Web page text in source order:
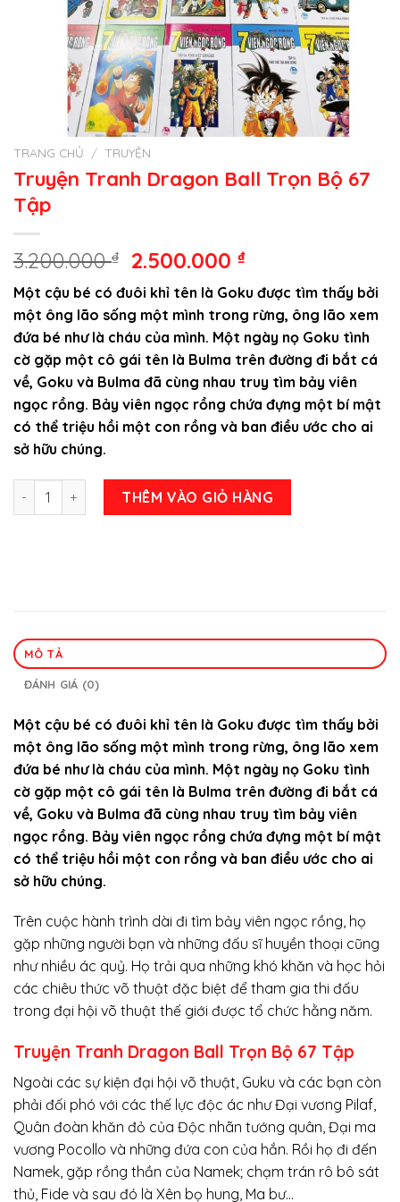
TRANG CHỦ / TRUYỆN
Truyện Tranh Dragon Ball Trọn Bộ 67
Tập
3.200.000₫
Giá
gốc
là:
3.200.000 ₫.
2.500.000₫Giá
hiện
tại
là:
2.500.000 ₫.
Một cậu bé có đuôi khỉ tên là Goku được tìm thấy bởi
một ông lão sống một mình trong rừng, ông lão xem
đứa bé như là cháu của mình. Một ngày nọ Goku tình
cờ gặp một cô gái tên là Bulma trên đường đi bắt cá
về, Goku và Bulma đã cùng nhau truy tìm bảy viên
ngọc rồng. Bảy viên ngọc rồng chứa đựng một bí mật
có thể triệu hồi một con rồng và ban điều ước cho ai
sở hữu chúng.
Truyện Tranh Dragon Ball Trọn Bộ 67 Tập số lượng
THÊM VÀO GIỎ HÀNG
MÔ TẢ
ĐÁNH GIÁ (0)
Một cậu bé có đuôi khỉ tên là Goku được tìm thấy bởi
một ông lão sống một mình trong rừng, ông lão xem
đứa bé như là cháu của mình. Một ngày nọ Goku tình
cờ gặp một cô gái tên là Bulma trên đường đi bắt cá
về, Goku và Bulma đã cùng nhau truy tìm bảy viên
ngọc rồng. Bảy viên ngọc rồng chứa đựng một bí mật
có thể triệu hồi một con rồng và ban điều ước cho ai
sở hữu chúng.
Trên cuộc hành trình dài đi tìm bảy viên ngọc rồng, họ
gặp những người bạn và những đấu sĩ huyền thoại cũng
như nhiều ác quỷ. Họ trải qua những khó khăn và học hỏi
các chiêu thức võ thuật đặc biệt để tham gia thi đấu
trong đại hội võ thuật thế giới được tổ chức hằng năm.
Truyện Tranh Dragon Ball Trọn Bộ 67 Tập
Ngoài các sự kiện đại hội võ thuật, Guku và các bạn còn
phải đối phó với các thế lực độc ác như Đại vương Pilaf,
Quân đoàn khăn đỏ của Độc nhãn tướng quân, Đại ma
vương Pocollo và những đứa con của hắn. Rồi họ đi đến
Namek, gặp rồng thần của Namek; chạm trán rô bô sát
thủ, Fide và sau đó là Xên bọ hung, Ma bư…